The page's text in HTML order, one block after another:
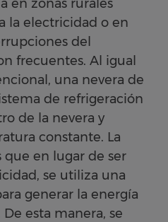
en zonas rurales
la electricidad o en
del
frecuentes. Al igual
una nevera de
de refrigeración
de la nevera y
constante. La
en lugar de ser
se utiliza una
generar la energía
esta manera, se